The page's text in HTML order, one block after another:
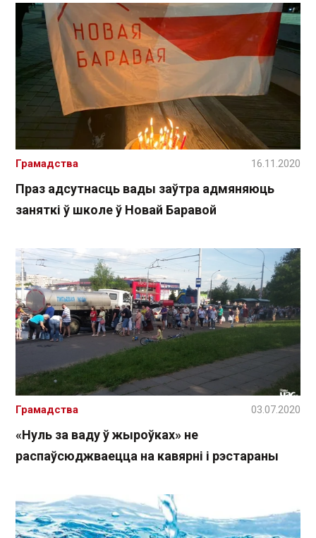
Праз адсутнасць вады заўтра адмяняюць
заняткі ў школе ў Новай Баравой
Грамадства 16.11.2020
«Нуль за ваду ў жыроўках» не
распаўсюджваецца на кавярні і рэстараны
Грамадства 03.07.2020